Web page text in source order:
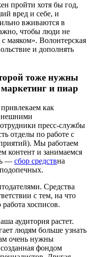
пройти хотя бы год,
вред и себе, и
вживаются в
чтобы люди не
маяком». Волонтерская
и дополнять
тоже нужны
и пиар
как
пресс-службы
отделы по работе с
Мы работаем
контент и занимаемся
— сбор средствна
Средства
с тем, на что
хосписов.
аудитория растет.
людям больше узнать
очень нужны
фондом